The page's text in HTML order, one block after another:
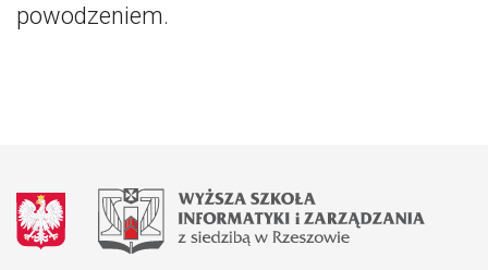
powodzeniem.